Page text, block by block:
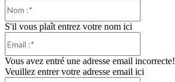
S'il vous plaît entrez votre nom ici
Vous avez entré une adresse email incorrecte!
Veuillez entrer votre adresse email ici